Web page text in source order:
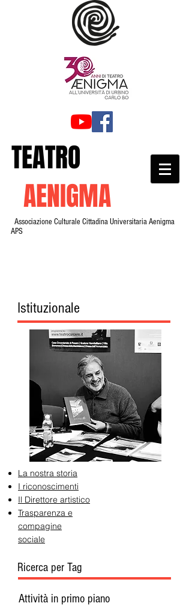
TEATRO
AENIGMA
Associazione Culturale Cittadina Universitaria Aenigma
APS
Istituzionale
La nostra storia
I riconoscimenti
Il Direttore artistico
Trasparenza e
compagine
sociale
Ricerca per Tag
Attività in primo piano